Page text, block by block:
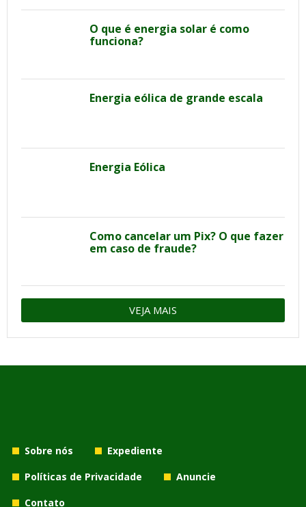
O que é energia solar é como
funciona?
Energia eólica de grande escala
Energia Eólica
Como cancelar um Pix? O que fazer
em caso de fraude?
VEJA MAIS
Sobre nós
Expediente
Políticas de Privacidade
Anuncie
Contato